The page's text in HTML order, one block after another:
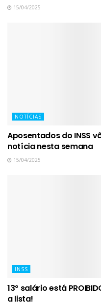
15/04/2025
NOTÍCIAS
Aposentados do INSS
notícia nesta semana
15/04/2025
INSS
13º salário está
a lista!